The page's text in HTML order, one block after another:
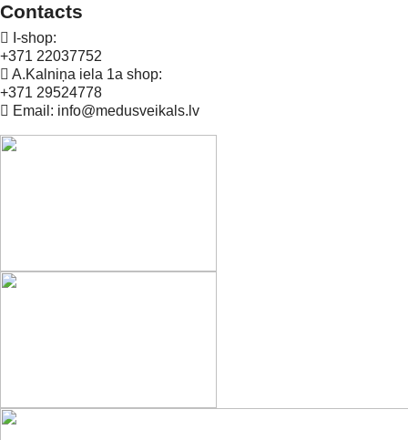
Contacts
I-shop:
+371 22037752
A.Kalniņa iela 1a shop:
+371 29524778
Email: info@medusveikals.lv